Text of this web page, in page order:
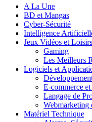
A La Une
BD et Mangas
Cyber-Sécurité
Intelligence
Jeux Vidéos et
Gaming
Les Meilleurs
Logiciels et
E-commerce
Langage de
Webmarketing
Matériel Technique